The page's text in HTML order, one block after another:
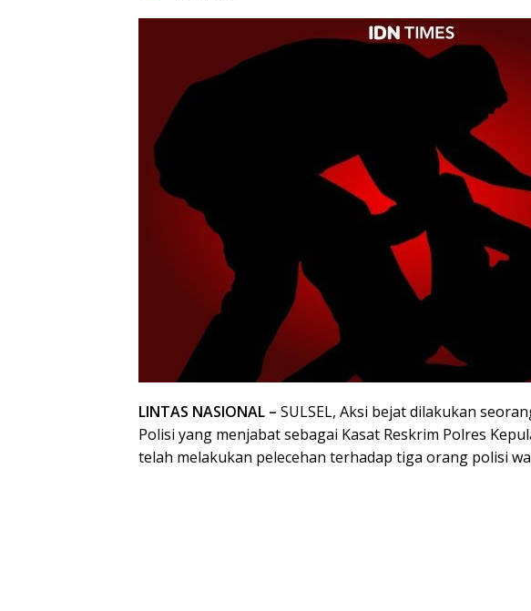
LINTAS NASIONAL – SULSEL, Aksi bejat dilakukan
Polisi yang menjabat sebagai Kasat Reskrim Polres
telah melakukan pelecehan terhadap tiga orang polisi